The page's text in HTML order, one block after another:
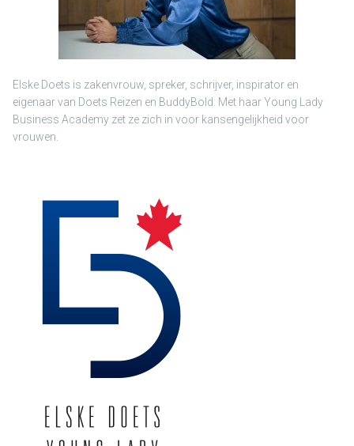
Elske Doets is zakenvrouw, spreker, schrijver, inspirator en
eigenaar van Doets Reizen en BuddyBold. Met haar Young Lady
Business Academy zet ze zich in voor kansengelijkheid voor
vrouwen.